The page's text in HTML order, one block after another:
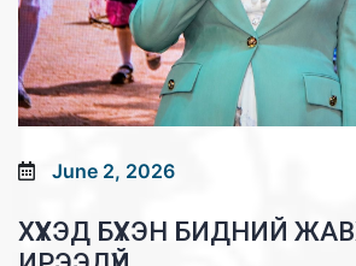
June 2, 2026
ХҮҮХЭД БҮХЭН БИДНИЙ